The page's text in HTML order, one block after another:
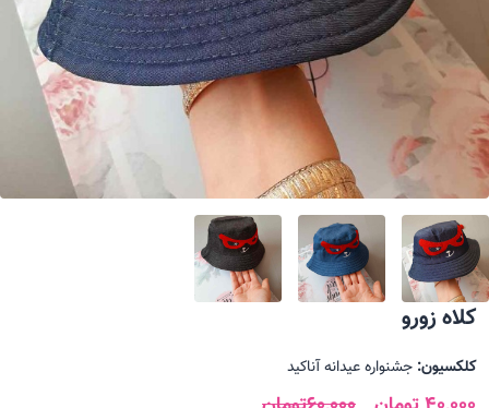
کلاه زورو
کلکسیون: جشنواره عیدانه آناکید